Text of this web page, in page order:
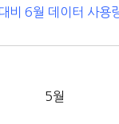
6월 데이터 사용
5월